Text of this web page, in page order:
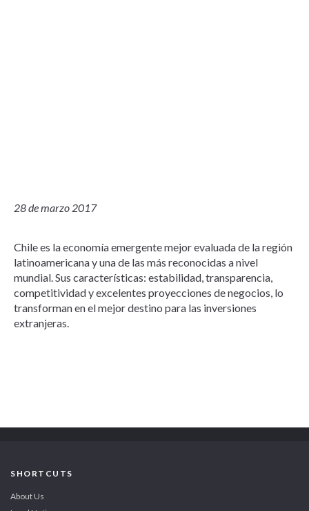
28 de marzo 2017
Chile es la economía emergente mejor evaluada de la región
latinoamericana y una de las más reconocidas a nivel
mundial. Sus características: estabilidad, transparencia,
competitividad y excelentes proyecciones de negocios, lo
transforman en el mejor destino para las inversiones
extranjeras.
SHORTCUTS
About Us